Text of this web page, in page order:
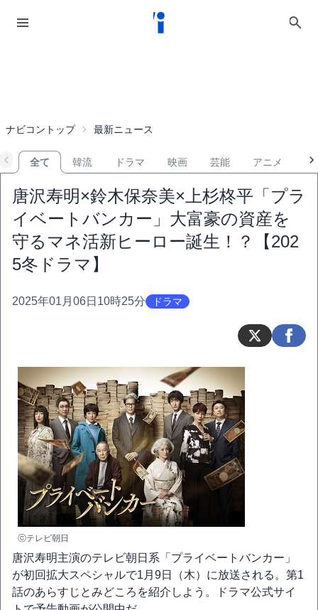
ナビコントップ 最新ニュース
全て 韓流 ドラマ 映画 芸能 アニメ
唐沢寿明×鈴木保奈美×上杉柊平「プラ
イベートバンカー」大富豪の資産を
守るマネ活新ヒーロー誕生！？【202
5冬ドラマ】
2025年01月06日10時25分 ドラマ
ⓒテレビ朝日
唐沢寿明主演のテレビ朝日系「プライベートバンカー」
が初回拡大スペシャルで1月9日（木）に放送される。第1
話のあらすじとみどころを紹介しよう。ドラマ公式サイ